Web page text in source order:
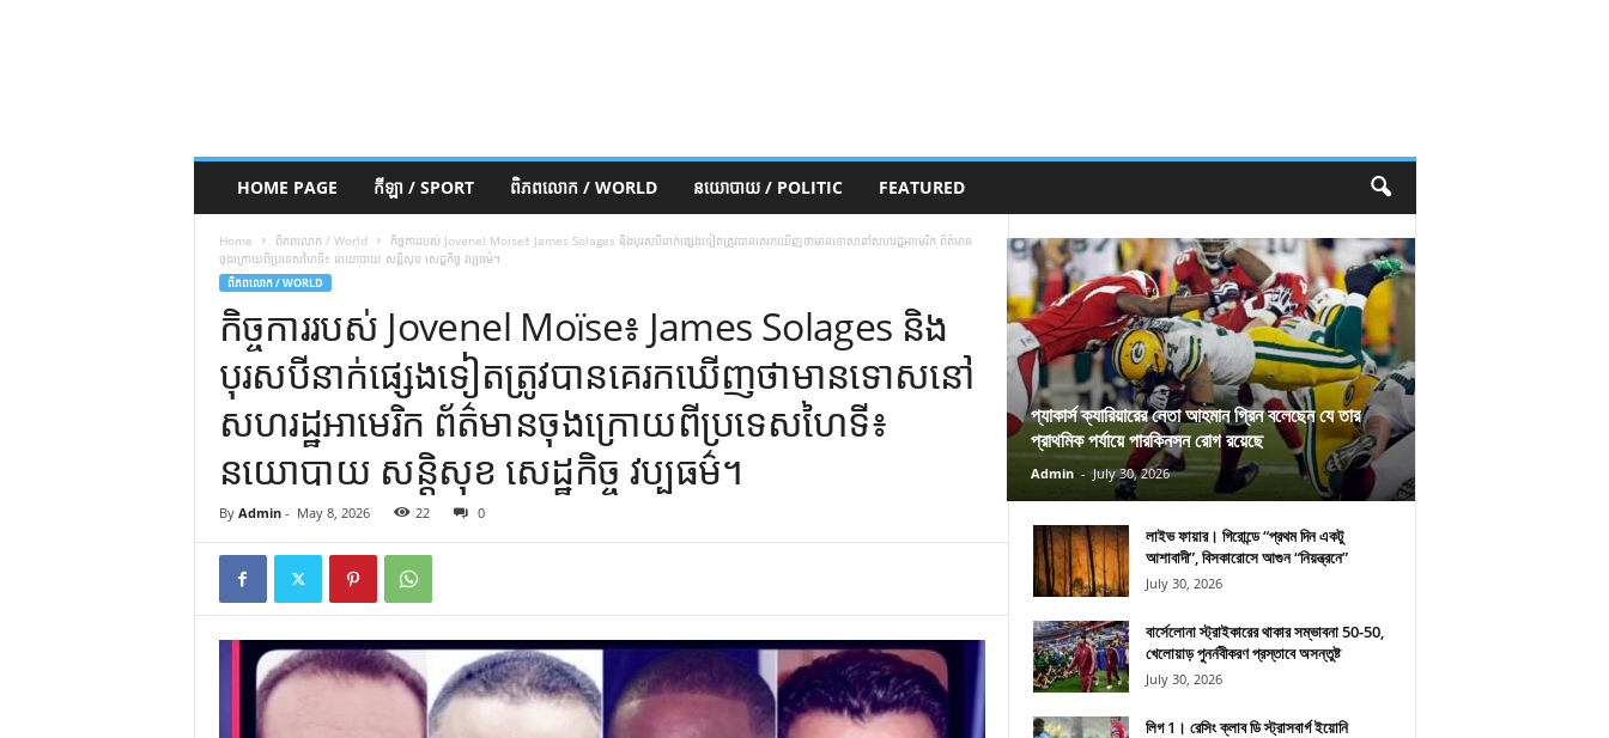
HOME PAGE កីឡា / SPORT ពិភពលោក / WORLD នយោបាយ / POLITIC FEATURED
Home ពិភពលោក / World
កិច្ចការរបស់ Jovenel Moïse៖ James Solages និងបុរសបីនាក់ផ្សេងទៀតត្រូវបានគេរកឃើញថាមានទោសនៅសហរដ្ឋអាមេរិក ព័ត៌មាន
ចុងក្រោយពីប្រទេសហៃទី៖ នយោបាយ សន្តិសុខ សេដ្ឋកិច្ច វប្បធម៌។
ពិភពលោក / WORLD
កិច្ចការរបស់ Jovenel Moïse៖ James Solages និង
បុរសបីនាក់ផ្សេងទៀតត្រូវបានគេរកឃើញថាមានទោសនៅ
សហរដ្ឋអាមេរិក ព័ត៌មានចុងក្រោយពីប្រទេសហៃទី៖
នយោបាយ សន្តិសុខ សេដ្ឋកិច្ច វប្បធម៌។
By Admin- May 8, 2026 22 0
প্যাকার্স ক্যারিয়ারের নেতা আহমান গ্রিন বলেছেন যে তার
প্রাথমিক পর্যায়ে পারকিনসন রোগ রয়েছে
Admin - July 30, 2026
লাইভ ফায়ার। গিরোন্ডে “প্রথম দিন একটু
আশাবাদী”, বিসকারোসে আগুন “নিয়ন্ত্রনে”
July 30, 2026
বার্সেলোনা স্ট্রাইকারের থাকার সম্ভাবনা 50-50,
খেলোয়াড় পুনর্নবীকরণ প্রস্তাবে অসন্তুষ্ট
July 30, 2026
লিগ 1। রেসিং ক্লাব ডি স্ট্রাসবার্গ ইয়োনি